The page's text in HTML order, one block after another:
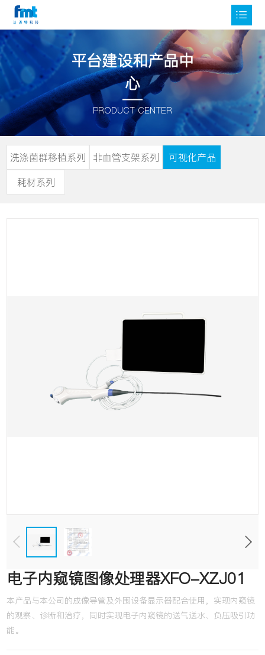
平台建设和产品中
心
PRODUCT CENTER
洗涤菌群移植系列 非血管支架系列
可视化产品
耗材系列
电子内窥镜图像处理器XFO-XZJ01
本产品与本公司的成像导管及外围设备显示器配合使用，实现内窥镜
的观察、诊断和治疗，同时实现电子内窥镜的送气送水、负压吸引功
能。